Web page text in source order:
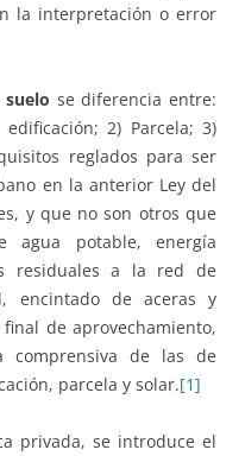
la interpretación o error
se diferencia entre:
2) Parcela; 3)
reglados para ser
en la anterior Ley del
y que no son otros que
agua potable, energía
residuales a la red de
encintado de aceras y
de aprovechamiento,
comprensiva de las de
parcela y solar.[1]
privada, se introduce el